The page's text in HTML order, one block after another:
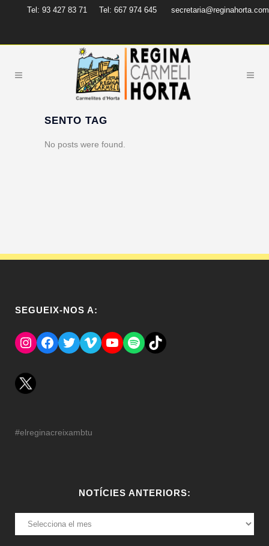
Tel: 93 427 83 71 Tel: 667 974 645 secretaria@reginahorta.com
SENTO TAG
No posts were found.
SEGUEIX-NOS A:
Instagram
Facebook
TwitterVimeoYouTube
SpotifyEl Tik Tok del Regina.
#elreginacreixambtu
NOTÍCIES ANTERIORS:
NOTÍCIES
ANTERIORS: